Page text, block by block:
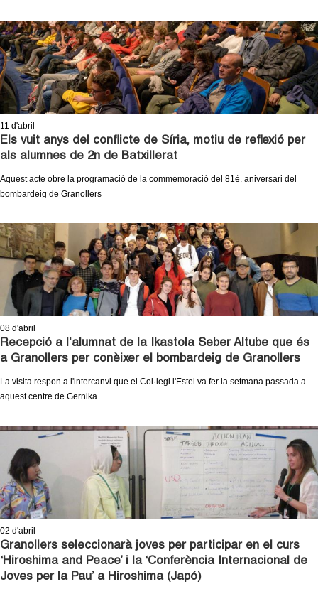
r
s
11 d'abril
Els vuit anys del conflicte de Síria, motiu de reflexió per
als alumnes de 2n de Batxillerat
Aquest acte obre la programació de la commemoració del 81è. aniversari del
bombardeig de Granollers
08 d'abril
Recepció a l'alumnat de la Ikastola Seber Altube que és
a Granollers per conèixer el bombardeig de Granollers
La visita respon a l'intercanvi que el Col·legi l'Estel va fer la setmana passada a
aquest centre de Gernika
02 d'abril
Granollers seleccionarà joves per participar en el curs
‘Hiroshima and Peace’ i la ‘Conferència Internacional de
Joves per la Pau’ a Hiroshima (Japó)